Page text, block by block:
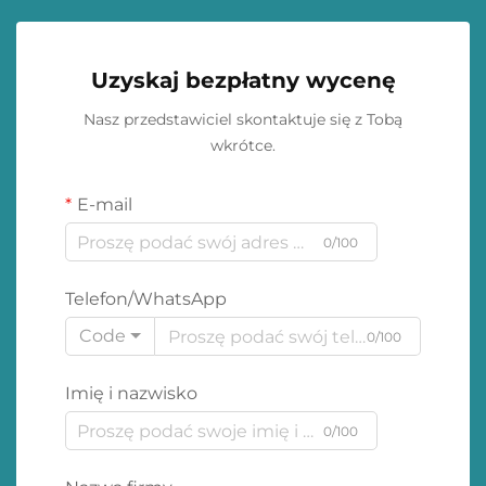
Uzyskaj bezpłatny wycenę
Nasz przedstawiciel skontaktuje się z Tobą
wkrótce.
E-mail
0/100
Telefon/WhatsApp
Code
0/100
Imię i nazwisko
0/100